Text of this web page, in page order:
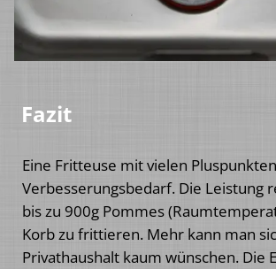
Fazit
Eine Fritteuse mit vielen
Verbesserungsbedarf. Die Leistung
bis zu 900g Pommes
Korb zu frittieren. Mehr kann man
Privathaushalt kaum wünschen. Die